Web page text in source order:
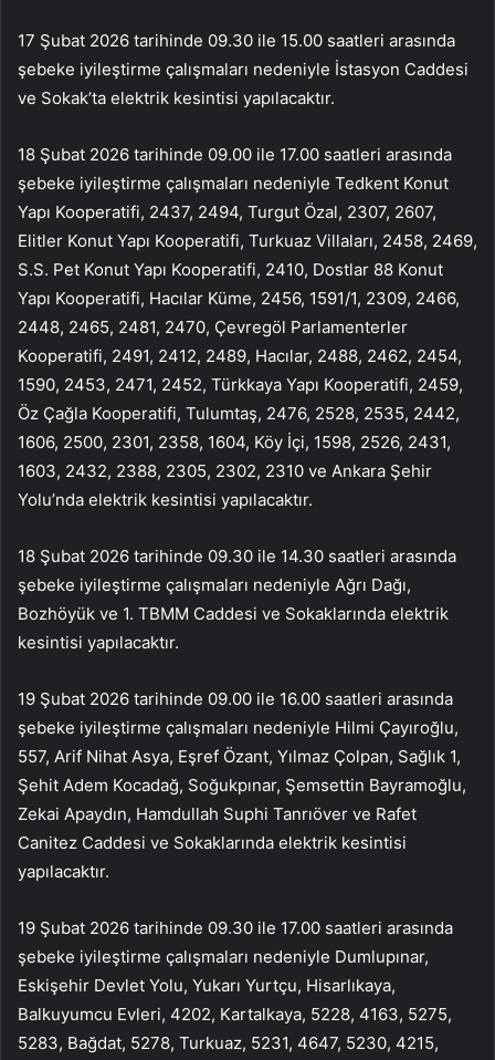
17 Şubat 2026 tarihinde 09.30 ile 15.00 saatleri arasında
şebeke iyileştirme çalışmaları nedeniyle İstasyon Caddesi
ve Sokak’ta elektrik kesintisi yapılacaktır.
18 Şubat 2026 tarihinde 09.00 ile 17.00 saatleri arasında
şebeke iyileştirme çalışmaları nedeniyle Tedkent Konut
Yapı Kooperatifi, 2437, 2494, Turgut Özal, 2307, 2607,
Elitler Konut Yapı Kooperatifi, Turkuaz Villaları, 2458, 2469,
S.S. Pet Konut Yapı Kooperatifi, 2410, Dostlar 88 Konut
Yapı Kooperatifi, Hacılar Küme, 2456, 1591/1, 2309, 2466,
2448, 2465, 2481, 2470, Çevregöl Parlamenterler
Kooperatifi, 2491, 2412, 2489, Hacılar, 2488, 2462, 2454,
1590, 2453, 2471, 2452, Türkkaya Yapı Kooperatifi, 2459,
Öz Çağla Kooperatifi, Tulumtaş, 2476, 2528, 2535, 2442,
1606, 2500, 2301, 2358, 1604, Köy İçi, 1598, 2526, 2431,
1603, 2432, 2388, 2305, 2302, 2310 ve Ankara Şehir
Yolu’nda elektrik kesintisi yapılacaktır.
18 Şubat 2026 tarihinde 09.30 ile 14.30 saatleri arasında
şebeke iyileştirme çalışmaları nedeniyle Ağrı Dağı,
Bozhöyük ve 1. TBMM Caddesi ve Sokaklarında elektrik
kesintisi yapılacaktır.
19 Şubat 2026 tarihinde 09.00 ile 16.00 saatleri arasında
şebeke iyileştirme çalışmaları nedeniyle Hilmi Çayıroğlu,
557, Arif Nihat Asya, Eşref Özant, Yılmaz Çolpan, Sağlık 1,
Şehit Adem Kocadağ, Soğukpınar, Şemsettin Bayramoğlu,
Zekai Apaydın, Hamdullah Suphi Tanrıöver ve Rafet
Canitez Caddesi ve Sokaklarında elektrik kesintisi
yapılacaktır.
19 Şubat 2026 tarihinde 09.30 ile 17.00 saatleri arasında
şebeke iyileştirme çalışmaları nedeniyle Dumlupınar,
Eskişehir Devlet Yolu, Yukarı Yurtçu, Hisarlıkaya,
Balkuyumcu Evleri, 4202, Kartalkaya, 5228, 4163, 5275,
5283, Bağdat, 5278, Turkuaz, 5231, 4647, 5230, 4215,